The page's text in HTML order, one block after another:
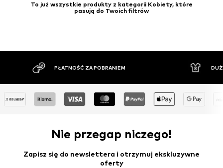
To już wszystkie produkty z kategorii Kobiety, które
pasują do Twoich filtrów
PŁATNOŚĆ ZA POBRANIEM
Nie przegap niczego!
Zapisz się do newslettera i otrzymuj ekskluzywne
oferty